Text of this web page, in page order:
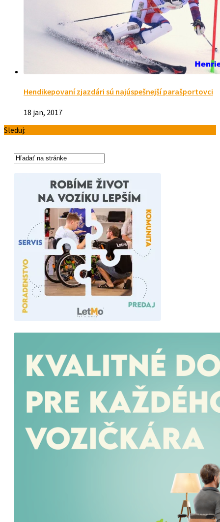
Hendikepovaní zjazdári sú najúspešnejší parašportovci
18 jan, 2017
Sleduj: